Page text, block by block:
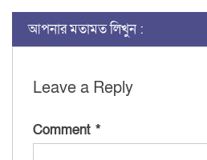
আপনার মতামত লিখুন :
Leave a Reply
Comment *